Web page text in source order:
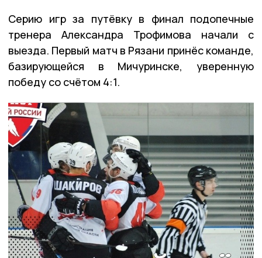
Серию игр за путёвку в финал подопечные
тренера Александра Трофимова начали с
выезда. Первый матч в Рязани принёс команде,
базирующейся в Мичуринске, уверенную
победу со счётом 4:1.